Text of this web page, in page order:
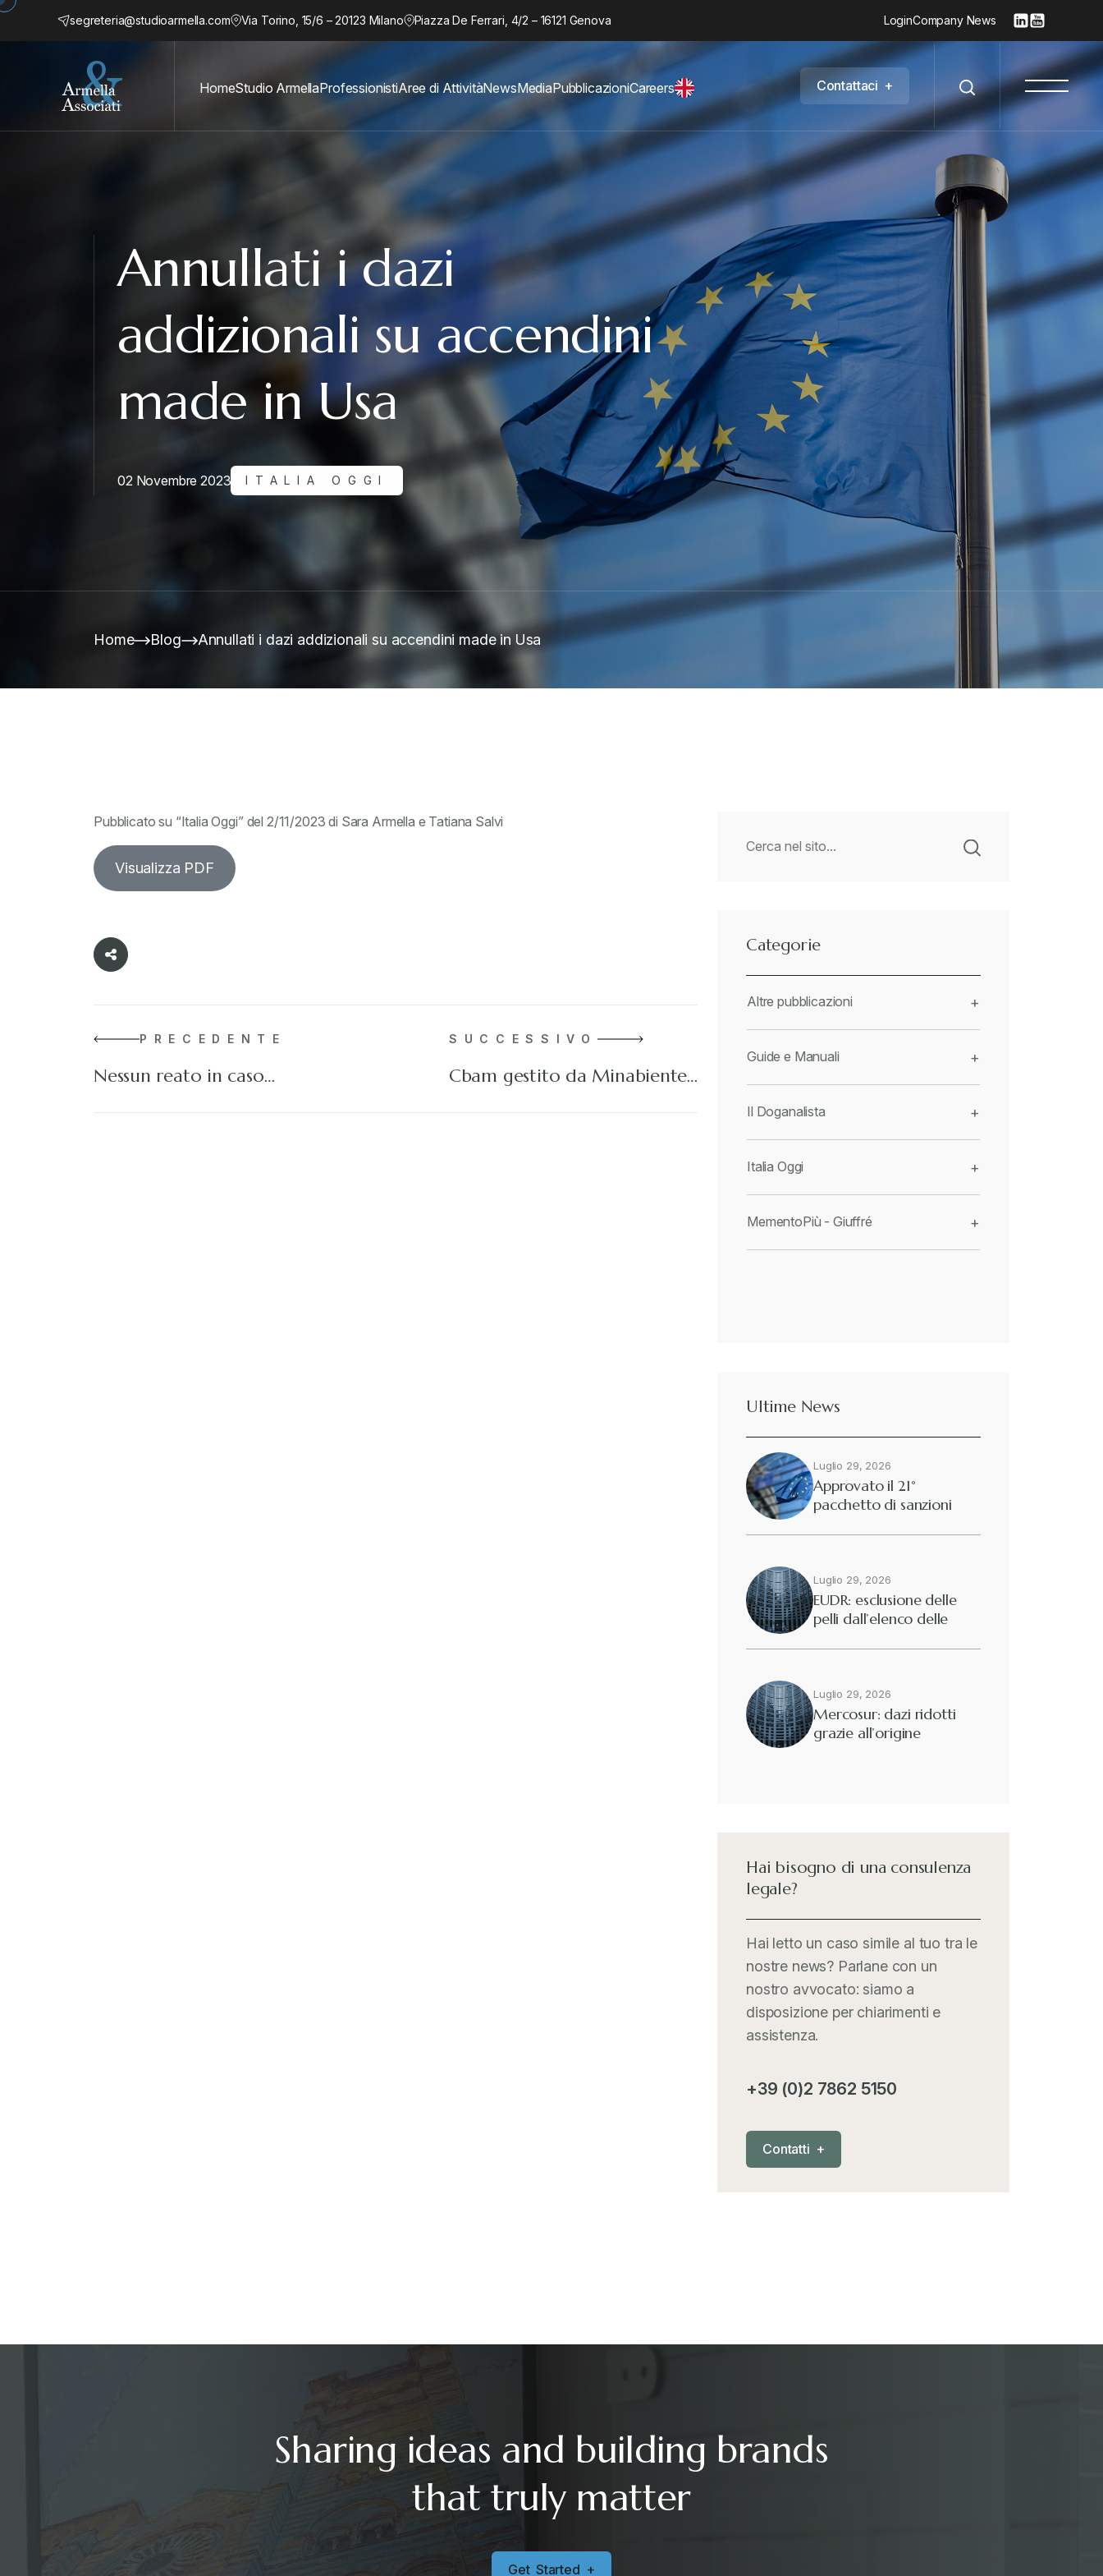
segreteria@studioarmella.com Via Torino, 15/6 – 20123 Milano Piazza De Ferrari, 4/2 – 16121 Genova LoginCompany News
HomeStudio ArmellaProfessionistiAree di AttivitàNewsMediaPubblicazioniCareers Contattaci +
Annullati i dazi
addizionali su accendini
made in Usa
02 Novembre 2023 ITALIA OGGI
Home Blog Annullati i dazi addizionali su accendini made in Usa
Pubblicato su “Italia Oggi” del 2/11/2023 di Sara Armella e Tatiana Salvi
Visualizza PDF
PRECEDENTE
Nessun reato in caso…
SUCCESSIVO
Cbam gestito da Minabiente…
Categorie
Altre pubblicazioni +
Guide e Manuali +
Il Doganalista +
Italia Oggi +
MementoPiù - Giuffré +
Ultime News
Luglio 29, 2026
Approvato il 21°
pacchetto di sanzioni
Luglio 29, 2026
EUDR: esclusione delle
pelli dall’elenco delle
Luglio 29, 2026
Mercosur: dazi ridotti
grazie all’origine
Hai bisogno di una consulenza
legale?
Hai letto un caso simile al tuo tra le
nostre news? Parlane con un
nostro avvocato: siamo a
disposizione per chiarimenti e
assistenza.
+39 (0)2 7862 5150
Contatti +
Sharing ideas and building brands
that truly matter
Get Started +